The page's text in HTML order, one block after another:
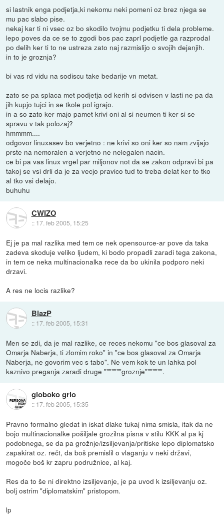
si lastnik enga podjetja,ki nekomu neki pomeni oz brez njega se
mu pac slabo pise.
nekaj kar ti ni vsec oz bo skodilo tvojmu podjetku ti dela probleme.
lepo poves da ce se to zgodi bos pac zaprl podjetle ga razprodal
po delih ker ti to ne ustreza zato naj razmislijo o svojih dejanjih.
in to je groznja?
bi vas rd vidu na sodiscu take bedarije vn metat.
zato se pa splaca met podjetja od kerih si odvisen v lasti ne pa da
jih kupjo tujci in se tkole pol igrajo.
in a so zato ker majo pamet krivi oni al si neumen ti ker si se
spravu v tak polozaj?
hmmmm....
odgovor linuxasev bo verjetno : ne krivi so oni ker so nam zvijajo
prste na nemoralen a verjetno ne nelegalen nacin.
ce bi pa vas linux vrgel par miljonov not da se zakon odpravi bi pa
takoj se vsi drli da je za vecjo pravico tud to treba delat ker to tko
al tko vsi delajo.
buhuhu
CWIZO
:: 17. feb 2005, 15:25
Ej je pa mal razlika med tem ce nek opensource-ar pove da taka
zadeva skoduje veliko ljudem, ki bodo propadli zaradi tega zakona,
in tem ce neka multinacionalka rece da bo ukinila podporo neki
drzavi.
A res ne locis razlike?
BlazP
:: 17. feb 2005, 15:31
Men se zdi, da je mal razlike, ce reces nekomu "ce bos glasoval za
Omarja Naberja, ti zlomim roko" in "ce bos glasoval za Omarja
Naberja, ne govorim vec s tabo". Ne vem kok te un lahka pol
kaznivo preganja zaradi druge """""""groznje""""""".
globoko grlo
:: 17. feb 2005, 15:35
Pravno formalno gledat in iskat dlake tukaj nima smisla, itak da ne
bojo multinacionalke pošiljale grozilna pisna v stilu KKK al pa kj
podobnega, se da pa grožnje/izsiljevanja/pritiske lepo diplomatsko
zapakirat oz. rečt, da boš premislil o vlaganju v neki državi,
mogoče boš kr zapru podružnice, al kaj.
Res da to še ni direktno izsiljevanje, je pa uvod k izsiljevanju oz.
bolj ostrim "diplomatskim" pristopom.
lp